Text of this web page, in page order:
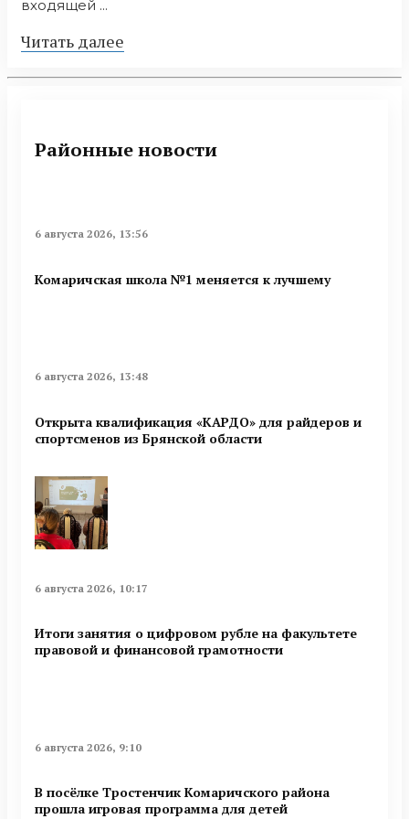
входящей ...
Читать далее
Районные новости
6 августа 2026, 13:56
Комаричская школа №1 меняется к лучшему
6 августа 2026, 13:48
Открыта квалификация «КАРДО» для райдеров и
спортсменов из Брянской области
6 августа 2026, 10:17
Итоги занятия о цифровом рубле на факультете
правовой и финансовой грамотности
6 августа 2026, 9:10
В посёлке Тростенчик Комаричского района
прошла игровая программа для детей